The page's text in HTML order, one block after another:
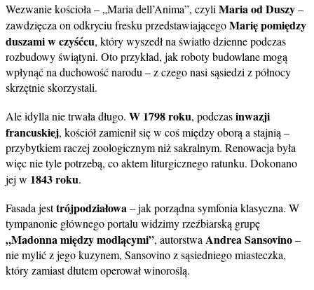
Wezwanie kościoła – „Maria dell’Anima”, czyliMaria od Duszy–
zawdzięcza on odkryciu fresku przedstawiającegoMarię pomiędzy
duszami w czyśćcu, który wyszedł na światło dzienne podczas
rozbudowy świątyni. Oto przykład, jak roboty budowlane mogą
wpłynąć na duchowość narodu – z czego nasi sąsiedzi z północy
skrzętnie skorzystali.
Ale idylla nie trwała długo. W 1798 roku, podczasinwazji
francuskiej, kościół zamienił się w coś między oborą a stajnią –
przybytkiem raczej zoologicznym niż sakralnym. Renowacja była
więc nie tyle potrzebą, co aktem liturgicznego ratunku. Dokonano
jej w 1843 roku.
Fasada jesttrójpodziałowa– jak porządna symfonia klasyczna. W
tympanonie głównego portalu widzimy rzeźbiarską grupę
„Madonna między modlącymi”, autorstwaAndrea Sansovino–
nie mylić z jego kuzynem, Sansovino z sąsiedniego miasteczka,
który zamiast dłutem operował winoroślą.